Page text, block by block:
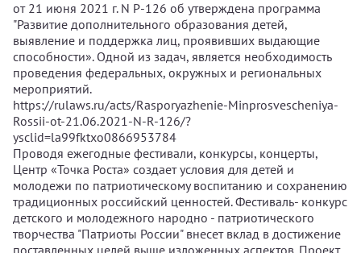
от 21 июня 2021 г. N P-126 об утверждена программа
"Развитие дополнительного образования детей,
выявление и поддержка лиц, проявивших выдающие
способности». Одной из задач, является необходимость
проведения федеральных, окружных и региональных
мероприятий.
https://rulaws.ru/acts/Rasporyazhenie-Minprosvescheniya-
Rossii-ot-21.06.2021-N-R-126/?
ysclid=la99fktxo0866953784
Проводя ежегодные фестивали, конкурсы, концерты,
Центр «Точка Роста» создает условия для детей и
молодежи по патриотическому воспитанию и сохранению
традиционных российский ценностей. Фестиваль- конкурс
детского и молодежного народно - патриотического
творчества "Патриоты России" внесет вклад в достижение
поставленных целей выше изложенных аспектов. Проект